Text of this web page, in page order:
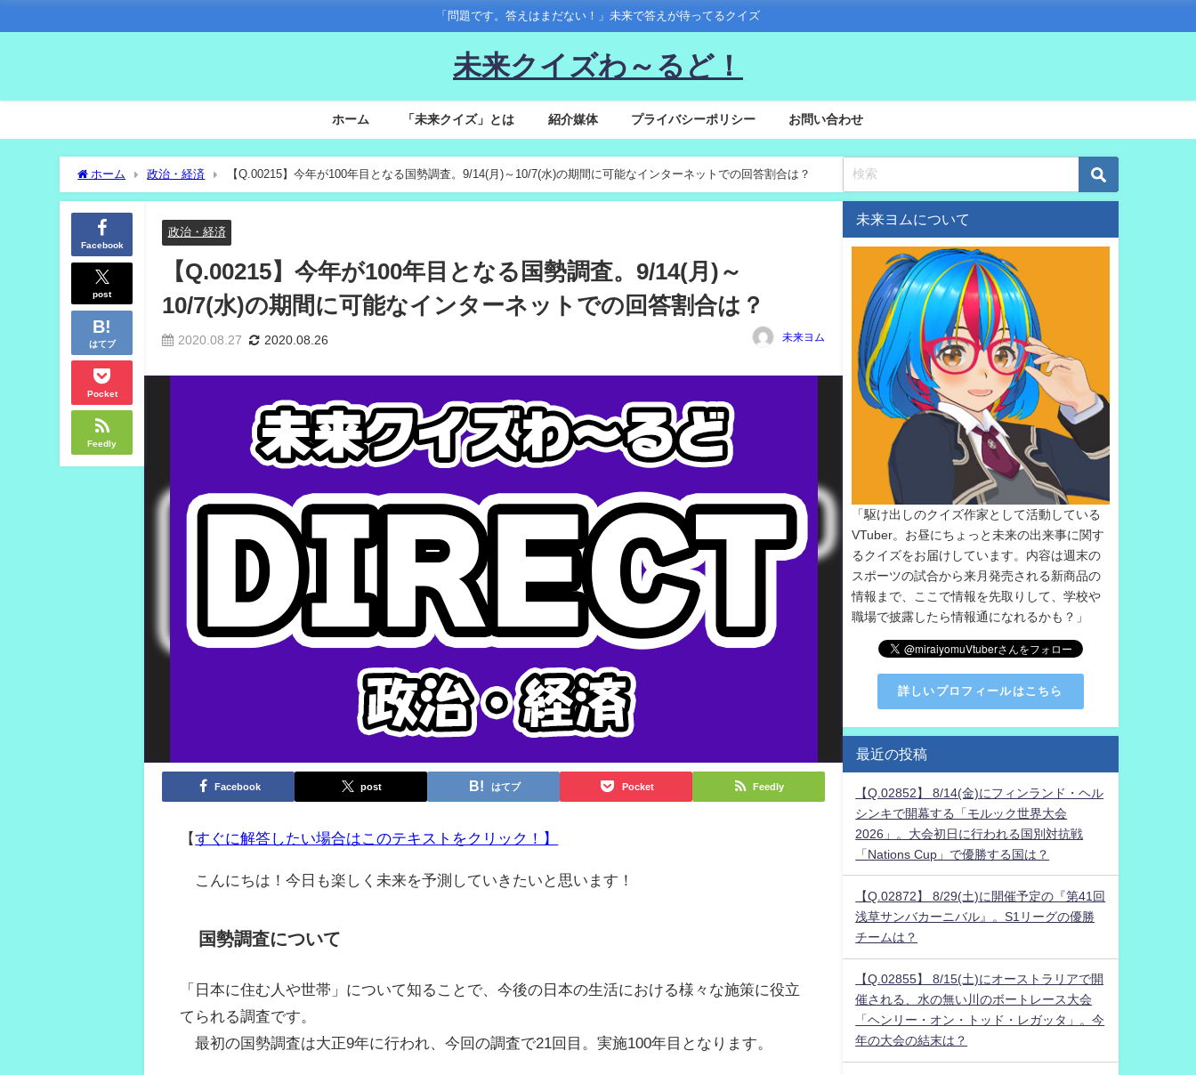
「問題です。答えはまだない！」未来で答えが待ってるクイズ
未来クイズわ～るど！
ホーム 「未来クイズ」とは 紹介媒体 プライバシーポリシー お問い合わせ
ホーム 政治・経済 【Q.00215】今年が100年目となる国勢調査。9/14(月)～10/7(水)の期間に可能なインターネットでの回答割合は？
Facebook
post
はてブ
Pocket
Feedly
政治・経済
【Q.00215】今年が100年目となる国勢調査。9/14(月)～
10/7(水)の期間に可能なインターネットでの回答割合は？
2020.08.27 2020.08.26 未来ヨム
Facebook post はてブ Pocket Feedly
【すぐに解答したい場合はこのテキストをクリック！】
こんにちは！今日も楽しく未来を予測していきたいと思います！
国勢調査について
「日本に住む人や世帯」について知ることで、今後の日本の生活における様々な施策に役立
てられる調査です。
最初の国勢調査は大正9年に行われ、今回の調査で21回目。実施100年目となります。
未来ヨムについて
「駆け出しのクイズ作家として活動している
VTuber。お昼にちょっと未来の出来事に関す
るクイズをお届けしています。内容は週末の
スポーツの試合から来月発売される新商品の
情報まで、ここで情報を先取りして、学校や
職場で披露したら情報通になれるかも？」
詳しいプロフィールはこちら
最近の投稿
【Q.02852】 8/14(金)にフィンランド・ヘル
シンキで開幕する「モルック世界大会
2026」。大会初日に行われる国別対抗戦
「Nations Cup」で優勝する国は？
【Q.02872】 8/29(土)に開催予定の『第41回
浅草サンバカーニバル』。S1リーグの優勝
チームは？
【Q.02855】 8/15(土)にオーストラリアで開
催される、水の無い川のボートレース大会
「ヘンリー・オン・トッド・レガッタ」。今
年の大会の結末は？